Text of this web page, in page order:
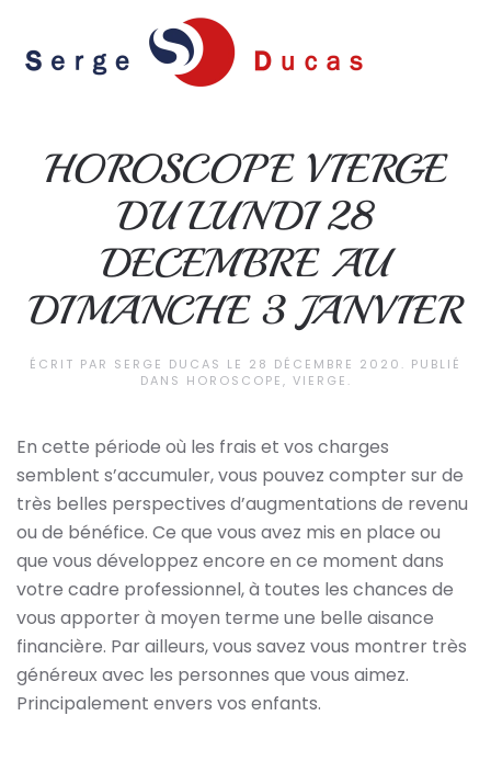
Skip to main content
HOROSCOPE VIERGE
DU LUNDI 28
DECEMBRE AU
DIMANCHE 3 JANVIER
ÉCRIT PAR SERGE DUCAS LE 28 DÉCEMBRE 2020 . PUBLIÉ
DANS HOROSCOPE, VIERGE .
En cette période où les frais et vos charges
semblent s’accumuler, vous pouvez compter sur de
très belles perspectives d’augmentations de revenu
ou de bénéfice. Ce que vous avez mis en place ou
que vous développez encore en ce moment dans
votre cadre professionnel, à toutes les chances de
vous apporter à moyen terme une belle aisance
financière. Par ailleurs, vous savez vous montrer très
généreux avec les personnes que vous aimez.
Principalement envers vos enfants.